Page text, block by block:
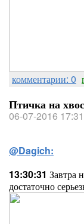
комментарии: 0
Птичка на
06-07-2016 17:31
@Dagich:
13:30:31 Завтра
достаточно